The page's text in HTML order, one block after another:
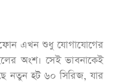
এখন শুধু যোগাযোগের
অংশ। সেই ভাবনাকেই
নতুন হট ৬০ সিরিজ, যার